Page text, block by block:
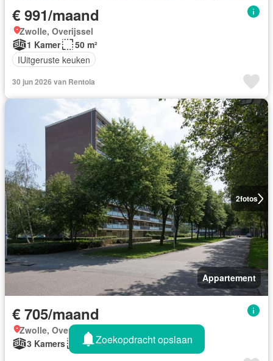
€ 991/maand
Zwolle, Overijssel
1 Kamer
50 m²
IUitgeruste keuken
30 jun 2026 van Rentola
2fotos
Appartement
€ 705/maand
Zwolle, Overijssel
3 Kamers
38 m²Zoekopdracht opslaan